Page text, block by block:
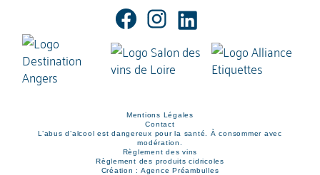
Mentions Légales
Contact
L’abus d’alcool est dangereux pour la santé. À consommer avec
modération.
Règlement des vins
Règlement des produits cidricoles
Création : Agence Préambulles